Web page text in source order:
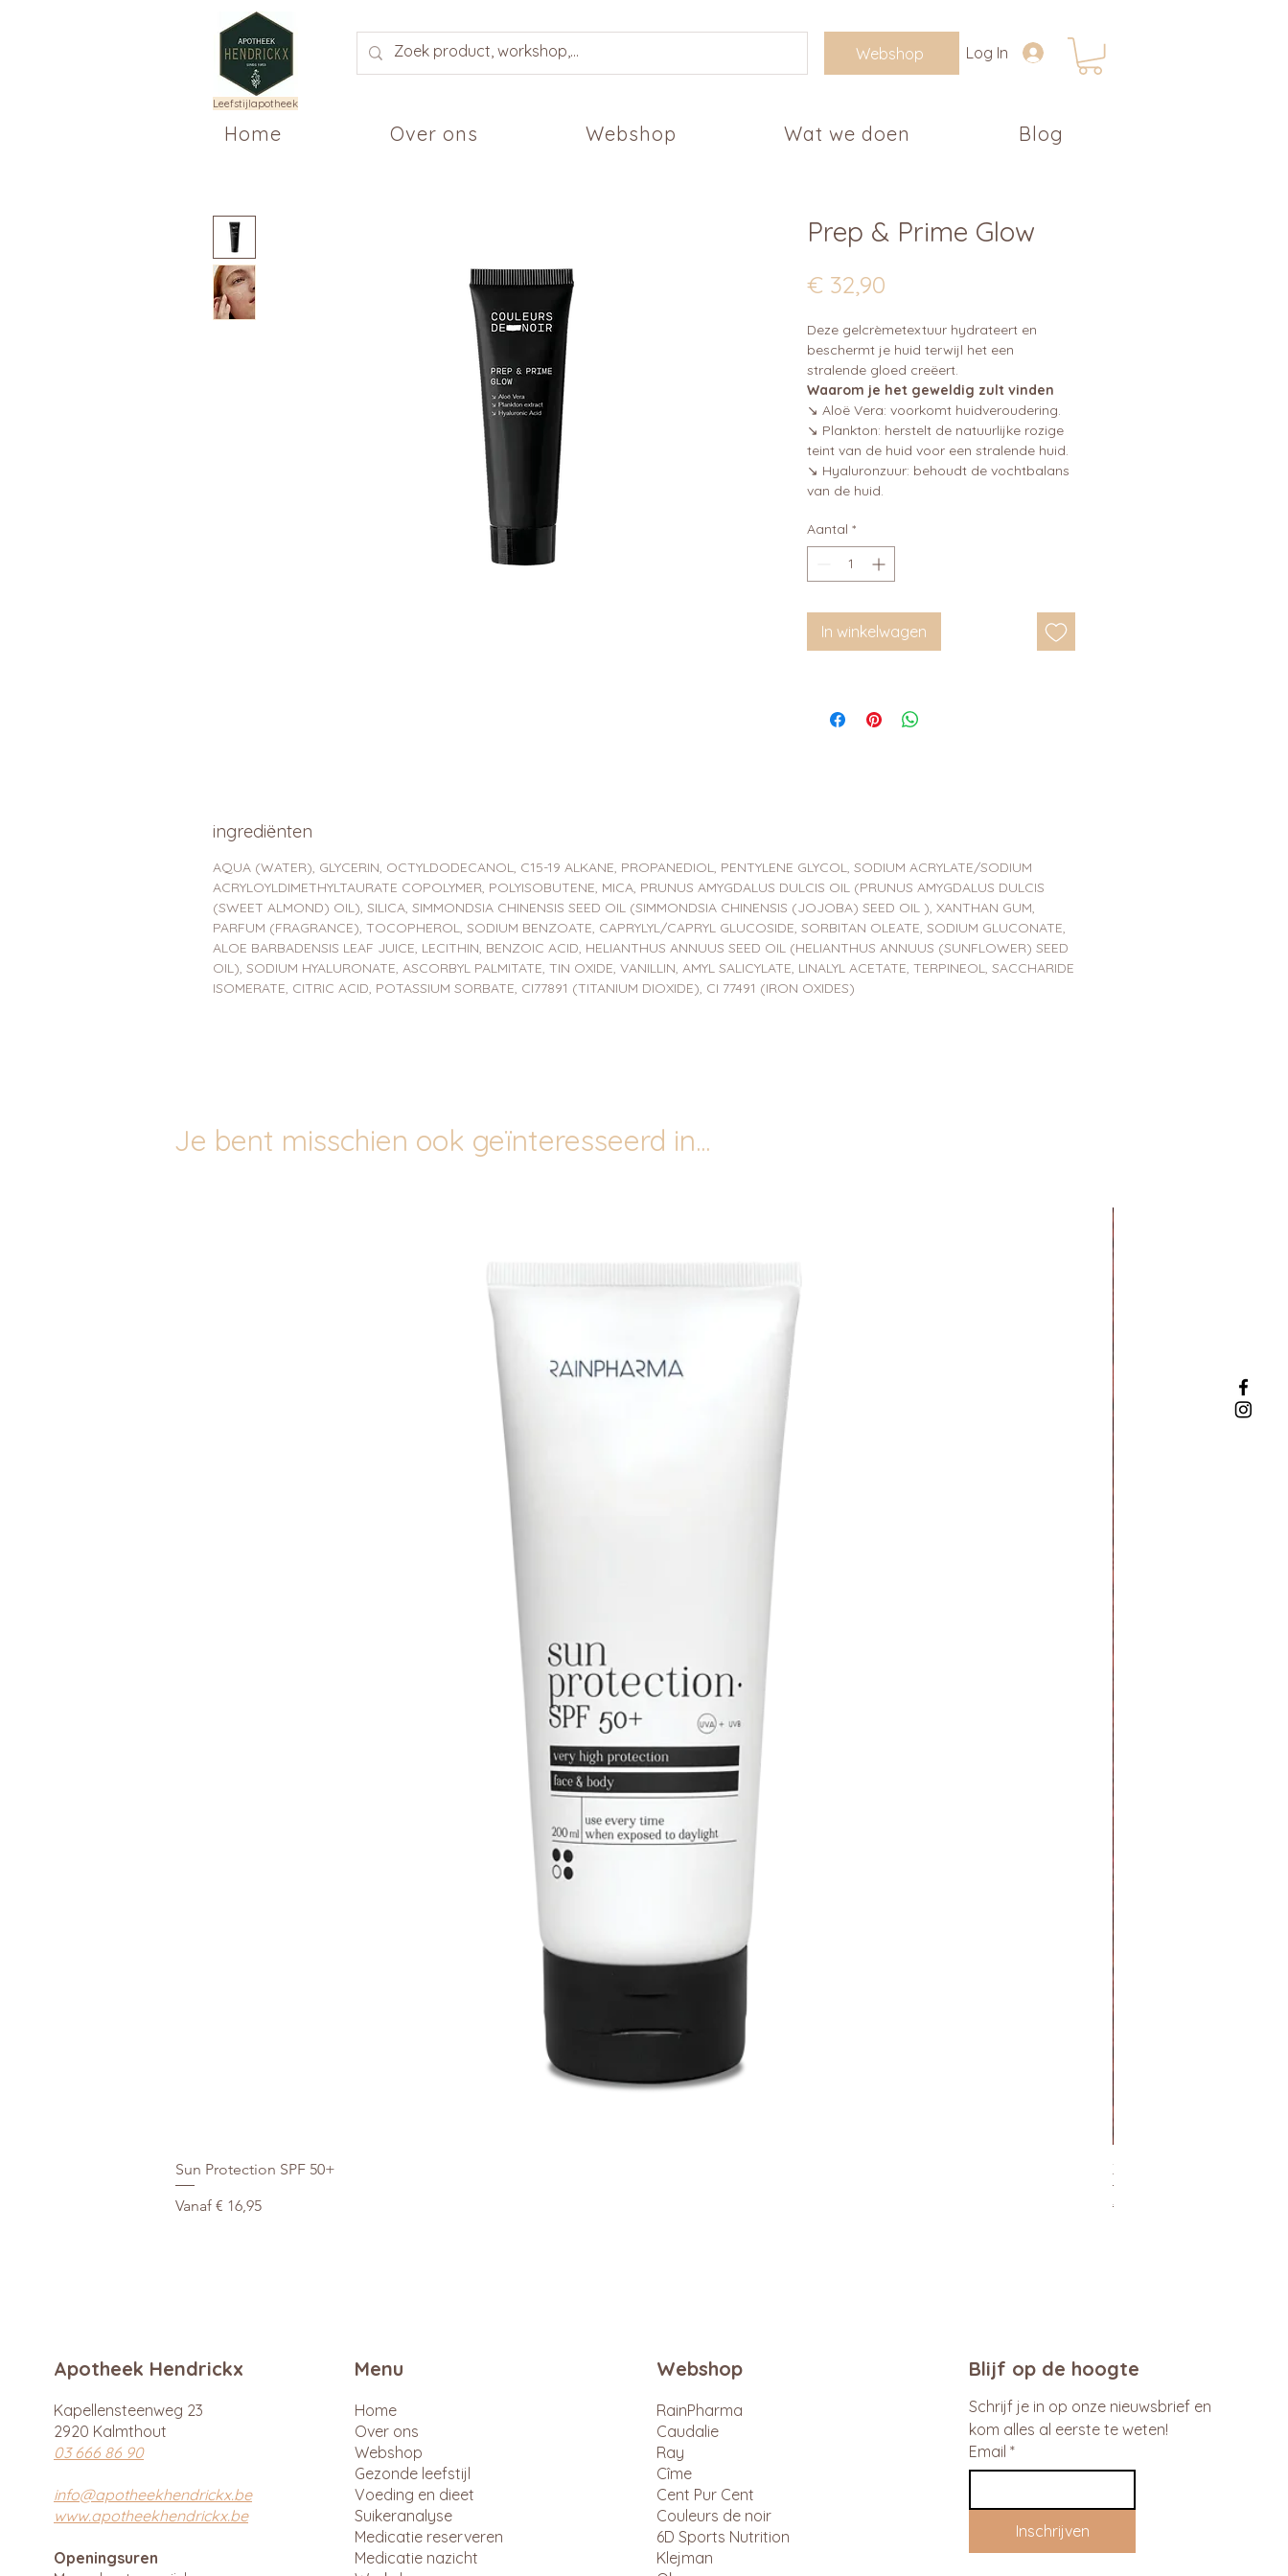
Webshop Log In
Home Over ons Webshop Wat we doen Blog
Leefstijlapotheek
Prep & Prime Glow
€ 32,90
Deze gelcrèmetextuur hydrateert en
beschermt je huid terwijl het een
stralende gloed creëert.
Waarom je het geweldig zult vinden
↘ Aloë Vera: voorkomt huidveroudering.
↘ Plankton: herstelt de natuurlijke rozige
teint van de huid voor een stralende huid.
↘ Hyaluronzuur: behoudt de vochtbalans
van de huid.
Aantal *
In winkelwagen
ingrediënten
AQUA (WATER), GLYCERIN, OCTYLDODECANOL, C15-19 ALKANE, PROPANEDIOL, PENTYLENE GLYCOL, SODIUM ACRYLATE/SODIUM
ACRYLOYLDIMETHYLTAURATE COPOLYMER, POLYISOBUTENE, MICA, PRUNUS AMYGDALUS DULCIS OIL (PRUNUS AMYGDALUS DULCIS
(SWEET ALMOND) OIL), SILICA, SIMMONDSIA CHINENSIS SEED OIL (SIMMONDSIA CHINENSIS (JOJOBA) SEED OIL ), XANTHAN GUM,
PARFUM (FRAGRANCE), TOCOPHEROL, SODIUM BENZOATE, CAPRYLYL/CAPRYL GLUCOSIDE, SORBITAN OLEATE, SODIUM GLUCONATE,
ALOE BARBADENSIS LEAF JUICE, LECITHIN, BENZOIC ACID, HELIANTHUS ANNUUS SEED OIL (HELIANTHUS ANNUUS (SUNFLOWER) SEED
OIL), SODIUM HYALURONATE, ASCORBYL PALMITATE, TIN OXIDE, VANILLIN, AMYL SALICYLATE, LINALYL ACETATE, TERPINEOL, SACCHARIDE
ISOMERATE, CITRIC ACID, POTASSIUM SORBATE, CI77891 (TITANIUM DIOXIDE), CI 77491 (IRON OXIDES)
Je bent misschien ook geïnteresseerd in...
Sun Protection SPF 50+
Vanaf € 16,95
Verkoopprijs
Xtra Drink (hydro/ORS)
Normale prijs
€ 29,95
Apotheek Hendrickx
Kapellensteenweg 23
2920 Kalmthout
03 666 86 90
info@apotheekhendrickx.be
www.apotheekhendrickx.be
Openingsuren
Menu
Home
Over ons
Webshop
Gezonde leefstijl
Voeding en dieet
Suikeranalyse
Medicatie reserveren
Medicatie nazicht
Webshop
RainPharma
Caudalie
Ray
Cîme
Cent Pur Cent
Couleurs de noir
6D Sports Nutrition
Klejman
Blijf op de hoogte
Schrijf je in op onze nieuwsbrief en
kom alles al eerste te weten!
Email *
Inschrijven